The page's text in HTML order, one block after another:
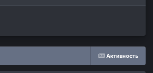
Активность